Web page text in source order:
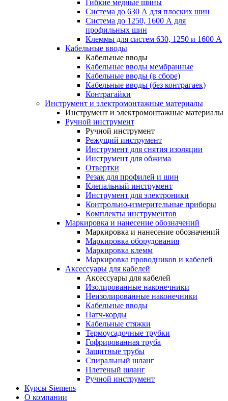
Гибкие медные шины
Система до 630 А для плоских шин
Система до 1250, 1600 А для
профильных шин
Клеммы для систем 630, 1250 и 1600 А
Кабельные вводы
Кабельные вводы
Кабельные вводы мембранные
Кабельные вводы (в сборе)
Кабельные вводы (без контрагаек)
Контрагайки
Инструмент и электромонтажные материалы
Инструмент и электромонтажные материалы
Ручной инструмент
Ручной инструмент
Режущий инструмент
Инструмент для снятия изоляции
Инструмент для обжима
Отвертки
Резак для профилей и шин
Клепальный инструмент
Инструмент для электроники
Контрольно-измерительные приборы
Комплекты инструментов
Маркировка и нанесение обозначений
Маркировка и нанесение обозначений
Маркировка оборудования
Маркировка клемм
Маркировка проводников и кабелей
Аксессуары для кабелей
Аксессуары для кабелей
Изолированные наконечники
Неизолированные наконечники
Кабельные вводы
Патч-корды
Кабельные стяжки
Термоусадочные трубки
Гофрированная труба
Защитные трубы
Спиральный шланг
Плетеный шланг
Ручной инструмент
Курсы Siemens
О компании